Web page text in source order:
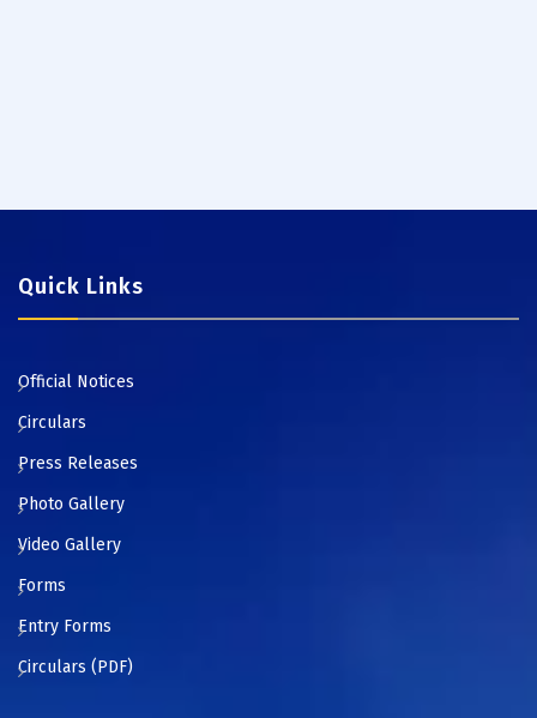
Quick Links
Official Notices
Circulars
Press Releases
Photo Gallery
Video Gallery
Forms
Entry Forms
Circulars (PDF)